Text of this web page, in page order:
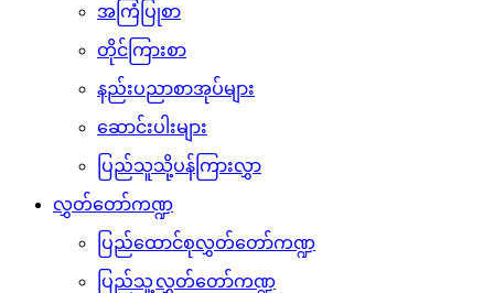
အကြံပြုစာ
တိုင်ကြားစာ
နည်းပညာစာအုပ်များ
ဆောင်းပါးများ
ပြည်သူသို့ပန်ကြားလွှာ
လွှတ်တော်ကဏ္ဍ
ပြည်ထောင်စုလွှတ်တော်ကဏ္ဍ
ပြည်သူ့လွှတ်တော်ကဏ္ဍ